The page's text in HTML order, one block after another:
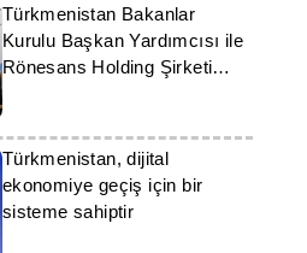
Türkmenistan Bakanlar
Kurulu Başkan Yardımcısı ile
Rönesans Holding Şirketi
Başkanı arasında görüşmeler
yapıldı
Türkmenistan, dijital
ekonomiye geçiş için bir
sisteme sahiptir